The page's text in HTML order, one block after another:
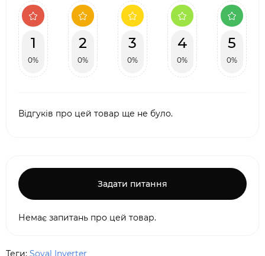
1
0%
2
0%
3
0%
4
0%
5
0%
Відгуків про цей товар ще не було.
Задати питання
Немає запитань про цей товар.
Теги: Soyal Inverter